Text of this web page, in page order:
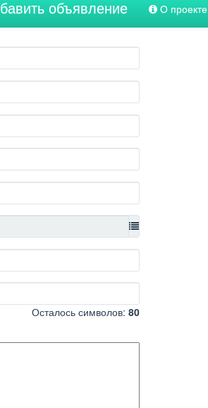
объявление О проекте
Осталось символов:80